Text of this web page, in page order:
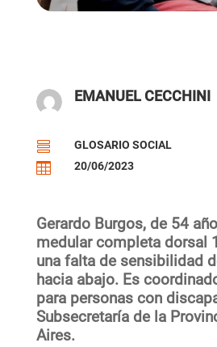
EMANUEL CECCHINI
 GLOSARIO SOCIAL
 20/06/2023
Gerardo Burgos, de 54
medular completa dorsal
una falta de sensibilidad
hacia abajo. Es
para personas con
Subsecretaría de la
Aires.